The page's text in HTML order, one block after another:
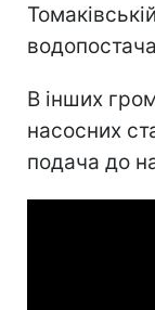
В інших
насосних
подача до